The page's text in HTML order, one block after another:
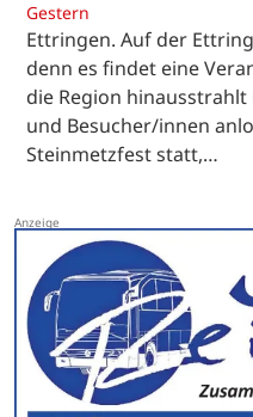
Gestern
Ettringen. Auf der
denn es findet eine
die Region
und Besucher/innen
Steinmetzfest statt,…